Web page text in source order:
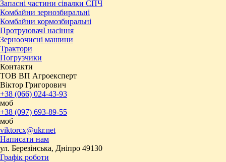
Запасні частини сівалки СПЧ
Комбайни зернозбиральні
Комбайни кормозбиральні
ПротруювачІ насіння
Зерноочисні машини
Трактори
Погрузчики
Контакти
ТОВ ВП Агроексперт
Віктор Григорович
+38 (066) 024-43-93
моб
+38 (097) 693-89-55
моб
viktorcx@ukr.net
Написати нам
ул. Березінська, Дніпро 49130
Графік роботи